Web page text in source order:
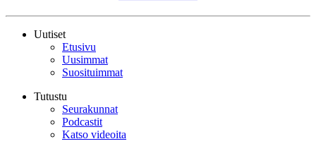
Uutiset
Etusivu
Uusimmat
Suosituimmat
Tutustu
Seurakunnat
Podcastit
Katso videoita